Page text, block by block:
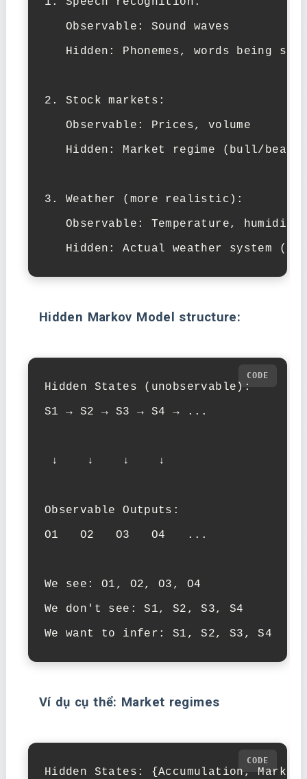
   Observable: Sound waves
Hidden: Phonemes, words being
2. Stock markets:
   Observable: Prices, volume
Hidden: Market regime (bull/
3. Weather (more realistic):
Observable: Temperature, humidity
Hidden: Actual weather system
Hidden Markov Model structure:
Hidden States (unobservable):
S1 → S2 → S3 → S4 → ...
↓    ↓    ↓    ↓
Observable Outputs:
O1   O2   O3   O4   ...
We see: O1, O2, O3, O4
We don't see: S1, S2, S3, S4
We want to infer: S1, S2, S3, S4
Ví dụ cụ thể: Market regimes
Hidden States: {Accumulation,